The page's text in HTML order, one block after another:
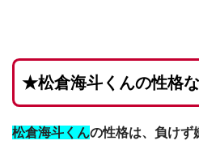
★松倉海斗くんの性格な
松倉海斗くんの性格は、負けず